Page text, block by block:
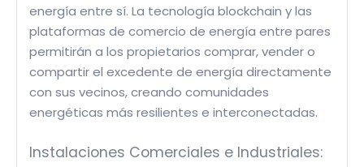
energía entre sí. La tecnología blockchain y las
plataformas de comercio de energía entre pares
permitirán a los propietarios comprar, vender o
compartir el excedente de energía directamente
con sus vecinos, creando comunidades
energéticas más resilientes e interconectadas.
Instalaciones Comerciales e Industriales: